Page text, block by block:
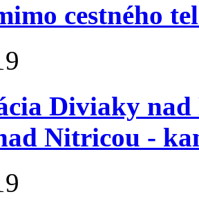
cestného
Diviaky
Nitricou -